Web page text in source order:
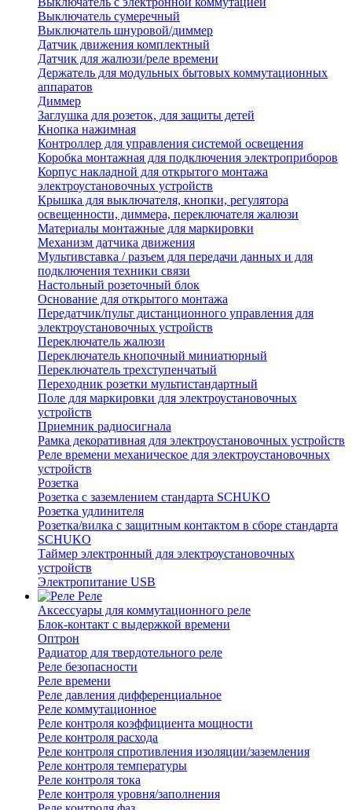
Выключатель сумеречный
Выключатель шнуровой/диммер
Датчик движения комплектный
Датчик для жалюзи/реле времени
Держатель для модульных бытовых коммутационных
аппаратов
Диммер
Заглушка для розеток, для защиты детей
Кнопка нажимная
Контроллер для управления системой освещения
Коробка монтажная для подключения электроприборов
Корпус накладной для открытого монтажа
электроустановочных устройств
Крышка для выключателя, кнопки, регулятора
освещенности, диммера, переключателя жалюзи
Материалы монтажные для маркировки
Механизм датчика движения
Мультивставка / разъем для передачи данных и для
подключения техники связи
Настольный розеточный блок
Основание для открытого монтажа
Передатчик/пульт дистанционного управления для
электроустановочных устройств
Переключатель жалюзи
Переключатель кнопочный миниатюрный
Переключатель трехступенчатый
Переходник розетки мультистандартный
Поле для маркировки для электроустановочных
устройств
Приемник радиосигнала
Рамка декоративная для электроустановочных устройств
Реле времени механическое для электроустановочных
устройств
Розетка
Розетка с заземлением стандарта SCHUKO
Розетка удлинителя
Розетка/вилка с защитным контактом в сборе стандарта
SCHUKO
Таймер электронный для электроустановочных
устройств
Электропитание USB
Реле
Аксессуары для коммутационного реле
Блок-контакт с выдержкой времени
Оптрон
Радиатор для твердотельного реле
Реле безопасности
Реле времени
Реле давления дифференциальное
Реле коммутационное
Реле контроля коэффициента мощности
Реле контроля расхода
Реле контроля спротивления изоляции/заземления
Реле контроля температуры
Реле контроля тока
Реле контроля уровня/заполнения